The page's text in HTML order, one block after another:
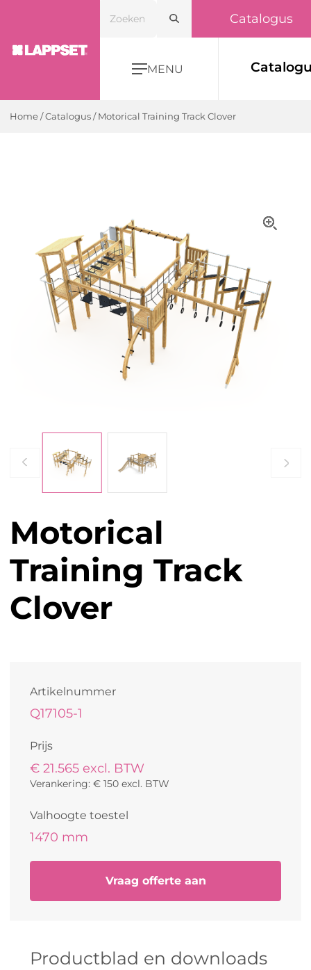
Catalogus
MENU
Home /Catalogus / Motorical Training Track Clover
Motorical
Training Track
Clover
Artikelnummer
Q17105-1
Prijs
€ 21.565 excl. BTW
Verankering: € 150 excl. BTW
Valhoogte toestel
1470 mm
Vraag offerte aan
Productblad en downloads